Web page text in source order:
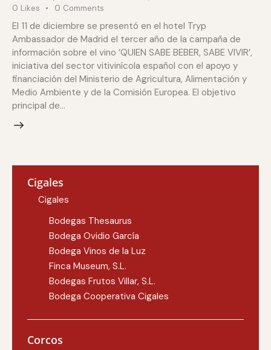
0 Likes 0 Comments
El 11 de diciembre se presentó en el hotel Tryp
Ambassador de Madrid el tercer año de la campaña de
información sobre el vino ‘QUIEN SABE BEBER, SABE VIVIR’,
iniciativa del sector vitivinícola español con el apoyo y
financiación del Ministerio de Agricultura, Alimentación y
Medio Ambiente y de la Comisión Europea. El objetivo
principal de…
Cigales
Cigales
Bodegas Thesaurus
Bodega Ovidio García
Bodega Vinos de la Luz
Finca Museum, S.L.
Bodegas Frutos Villar, S.L.
Bodega Cooperativa Cigales
Corcos